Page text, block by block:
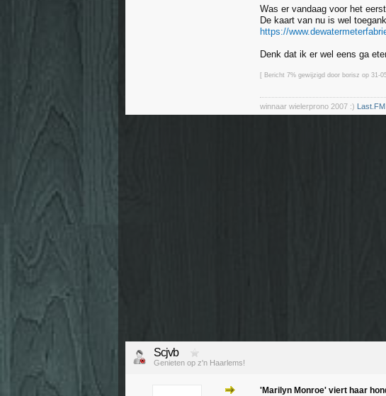
Was er vandaag voor het
De kaart van nu is wel
https://
Denk dat ik er wel eens ga
[ Bericht 7% gewijzigd door borisz op 31-
winnaar wielerprono 2007 :) Last.FM
Scjvb
Genieten op z'n Haarlems!
'Marilyn Monroe' viert haar